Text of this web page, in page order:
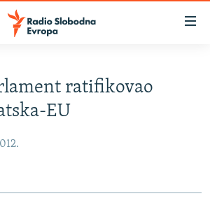
ratifikovao
EU